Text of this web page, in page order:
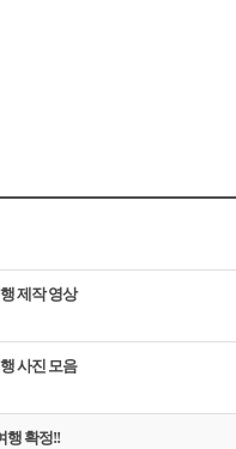
제작 영상
사진 모음
행 확정!!